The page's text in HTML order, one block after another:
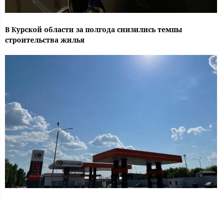
В Курской области за полгода снизились темпы
строительства жилья